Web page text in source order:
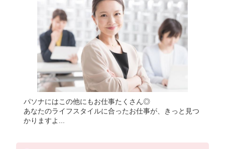
パソナにはこの他にもお仕事たくさん◎
あなたのライフスタイルに合ったお仕事が、きっと見つ
かりますよ...